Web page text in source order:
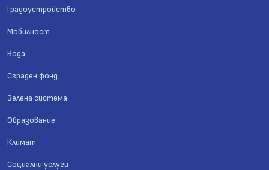
Градоустройство
Мобилност
Вода
Сграден фонд
Зелена система
Образование
Климат
Социални услуги